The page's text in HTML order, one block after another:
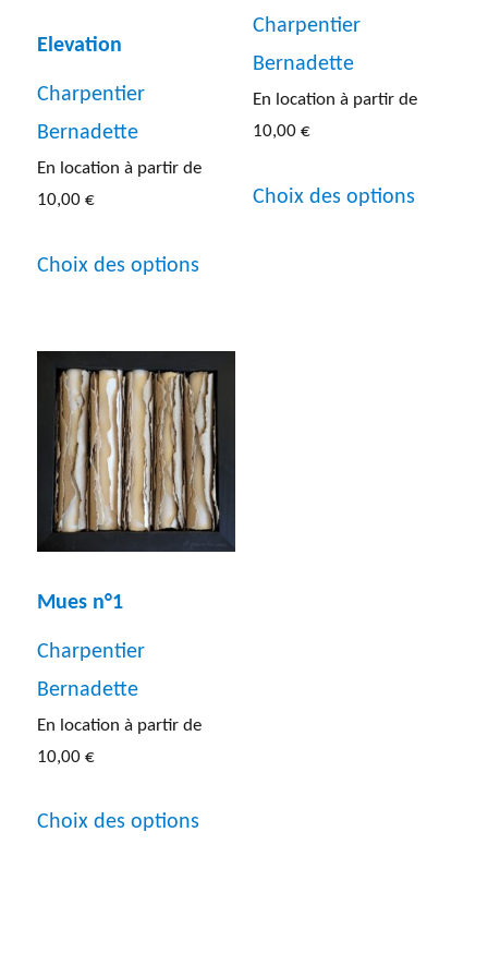
Entre 60 et 80 cm(37)
Entre 80 cm et 1 m(42)
Inf a 40 cm
Sup a 1 m(30)
Elevation
Charpentier
Bernadette
En location à partir de
10,00€
Choix des options
plusieurs
variations.
Les
options
peuvent
être
Charpentier
Bernadette
En location à partir de
10,00 €
Choix des options
Mues n°1
Charpentier
Bernadette
En location à partir de
10,00€
Choix des options